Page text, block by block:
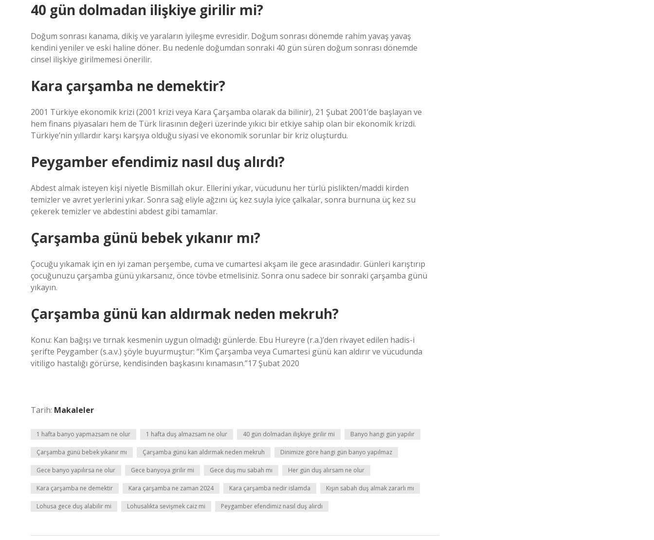
40 gün dolmadan ilişkiye girilir mi?
Doğum sonrası kanama, dikiş ve yaraların iyileşme evresidir. Doğum sonrası dönemde rahim yavaş yavaş
kendini yeniler ve eski haline döner. Bu nedenle doğumdan sonraki 40 gün süren doğum sonrası dönemde
cinsel ilişkiye girilmemesi önerilir.
Kara çarşamba ne demektir?
2001 Türkiye ekonomik krizi (2001 krizi veya Kara Çarşamba olarak da bilinir), 21 Şubat 2001’de başlayan ve
hem finans piyasaları hem de Türk lirasının değeri üzerinde yıkıcı bir etkiye sahip olan bir ekonomik krizdi.
Türkiye’nin yıllardır karşı karşıya olduğu siyasi ve ekonomik sorunlar bir kriz oluşturdu.
Peygamber efendimiz nasıl duş alırdı?
Abdest almak isteyen kişi niyetle Bismillah okur. Ellerini yıkar, vücudunu her türlü pislikten/maddi kirden
temizler ve avret yerlerini yıkar. Sonra sağ eliyle ağzını üç kez suyla iyice çalkalar, sonra burnuna üç kez su
çekerek temizler ve abdestini abdest gibi tamamlar.
Çarşamba günü bebek yıkanır mı?
Çocuğu yıkamak için en iyi zaman perşembe, cuma ve cumartesi akşam ile gece arasındadır. Günleri karıştırıp
çocuğunuzu çarşamba günü yıkarsanız, önce tövbe etmelisiniz. Sonra onu sadece bir sonraki çarşamba günü
yıkayın.
Çarşamba günü kan aldırmak neden mekruh?
Konu: Kan bağışı ve tırnak kesmenin uygun olmadığı günlerde. Ebu Hureyre (r.a.)’den rivayet edilen hadis-i
şerifte Peygamber (s.a.v.) şöyle buyurmuştur: “Kim Çarşamba veya Cumartesi günü kan aldırır ve vücudunda
vitiligo hastalığı görürse, kendisinden başkasını kınamasın.”17 Şubat 2020
Tarih: Makaleler
1 hafta banyo yapmazsam ne olur 1 hafta duş almazsam ne olur 40 gün dolmadan ilişkiye girilir mi Banyo hangi gün yapılır
Çarşamba günü bebek yıkanır mı Çarşamba günü kan aldırmak neden mekruh Dinimize göre hangi gün banyo yapılmaz
Gece banyo yapılırsa ne olur Gece banyoya girilir mi Gece duş mu sabah mı Her gün duş alırsam ne olur
Kara çarşamba ne demektir Kara çarşamba ne zaman 2024 Kara çarşamba nedir islamda Kışın sabah duş almak zararlı mı
Lohusa gece duş alabilir mi Lohusalıkta sevişmek caiz mi Peygamber efendimiz nasıl duş alırdı